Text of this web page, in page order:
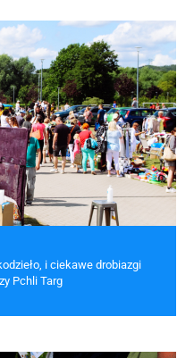
i ciekawe drobiazgi
Pchli Targ